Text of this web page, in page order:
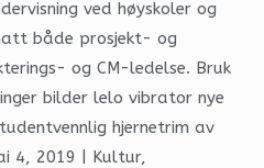
ved høyskoler og
både prosjekt- og
og CM-ledelse. Bruk
bilder lelo vibrator nye
hjernetrim av
4, 2019 | Kultur,